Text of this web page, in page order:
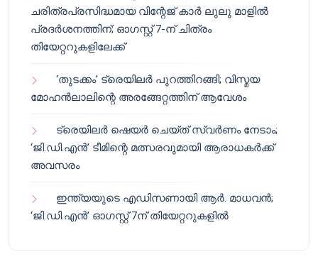
ചരിത്രപ്രസിദ്ധമായ വിന്റേജ് കാർ ലുലു മാളിൽ
പ്രദർശനത്തിന്; ഓഗസ്റ്റ് 7-ന് ചിത്രം
തിയേറ്ററുകളിലേക്ക്
‘തുടക്കം’ ട്രെയിലർ പുറത്തിറങ്ങി; വിസ്മയ
മോഹൻലാലിന്റെ അരങ്ങേറ്റത്തിന് ആവേശം
ട്രെയിലർ ഷെയർ ചെയ്‌ത് സ്വർണം നേടാം;
‘ജി.ഡി.എൻ’ ടീമിന്റെ മത്സരവുമായി ആരാധകർക്ക്
അവസരം
ഇന്ത്യയുടെ എഡിസണായി ആർ. മാധവൻ;
‘ജി.ഡി.എൻ’ ഓഗസ്റ്റ് 7ന് തിയേറ്ററുകളിൽ